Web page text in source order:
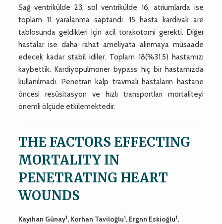
Sağ ventrikülde 23, sol ventrikülde 16, atriumlarda ise
toplam 11 yaralanma saptandı. 15 hasta kardivak are
tablosunda geldikleri için acil torakotomi gerekti. Diğer
hastalar ise daha rahat ameliyata alınmaya müsaade
edecek kadar stabil idiler. Toplam 18(%31.5) hastamızı
kaybettik. Kardiyopulmoner bypass hiç bir hastamızda
kullanılmadı. Penetran kalp travmalı hastaların hastane
öncesi resüsitasyon ve hızlı transportları mortaliteyi
önemli ölçüde etkilemektedir.
THE FACTORS EFFECTING
MORTALITY IN
PENETRATING HEART
WOUNDS
Kayıhan Günay1, Korhan Taviloğlu1, Ergnn Eskioğlu1,